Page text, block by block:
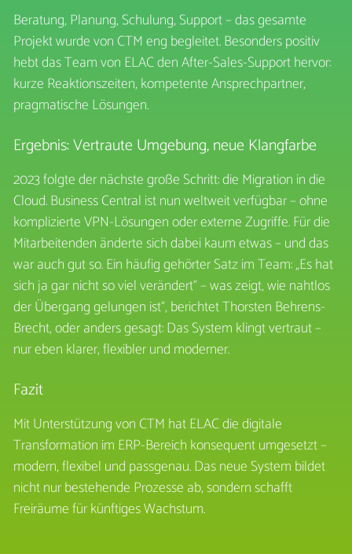
Beratung, Planung, Schulung, Support – das gesamte
Projekt wurde von CTM eng begleitet. Besonders positiv
hebt das Team von ELAC den After-Sales-Support hervor:
kurze Reaktionszeiten, kompetente Ansprechpartner,
pragmatische Lösungen.
Ergebnis: Vertraute Umgebung, neue Klangfarbe
2023 folgte der nächste große Schritt: die Migration in die
Cloud. Business Central ist nun weltweit verfügbar – ohne
komplizierte VPN-Lösungen oder externe Zugriffe. Für die
Mitarbeitenden änderte sich dabei kaum etwas – und das
war auch gut so. Ein häufig gehörter Satz im Team: „Es hat
sich ja gar nicht so viel verändert“ – was zeigt, wie nahtlos
der Übergang gelungen ist“, berichtet Thorsten Behrens-
Brecht, oder anders gesagt: Das System klingt vertraut –
nur eben klarer, flexibler und moderner.
Fazit
Mit Unterstützung von CTM hat ELAC die digitale
Transformation im ERP-Bereich konsequent umgesetzt –
modern, flexibel und passgenau. Das neue System bildet
nicht nur bestehende Prozesse ab, sondern schafft
Freiräume für künftiges Wachstum.